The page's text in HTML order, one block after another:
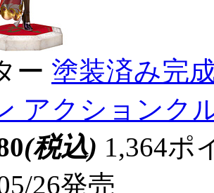
ー 塗装済み完
アクションク
(税込) 1,364ポ
26発売